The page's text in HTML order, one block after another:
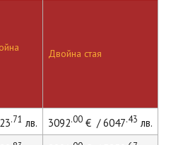
Двойна стая
.71 лв. 3092.00€ / 6047.43 лв.